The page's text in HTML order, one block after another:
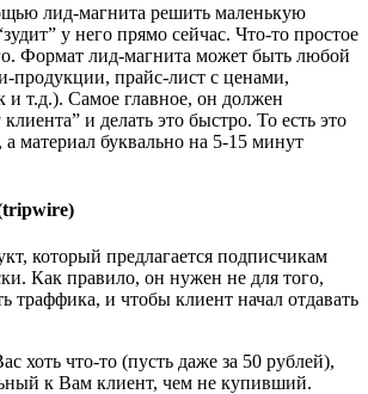
лид-магнита решить маленькую
у него прямо сейчас. Что-то простое
Формат лид-магнита может быть любой
продукции, прайс-лист с ценами,
и т.д.). Самое главное, он должен
клиента” и делать это быстро. То есть это
а материал буквально на 5-15 минут
который предлагается подписчикам
Как правило, он нужен не для того,
траффика, и чтобы клиент начал отдавать
хоть что-то (пусть даже за 50 рублей),
к Вам клиент, чем не купивший.